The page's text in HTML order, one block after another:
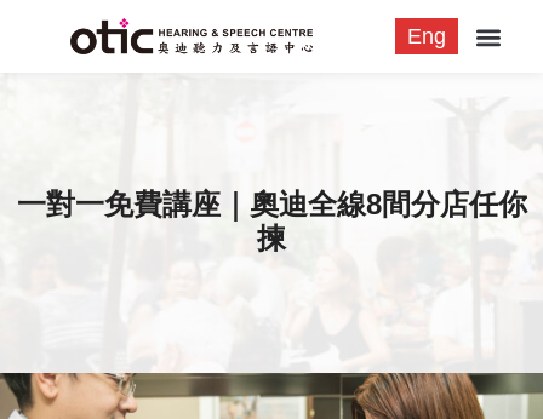
Eng
一對一免費講座｜奧迪全線8間分店任你
揀